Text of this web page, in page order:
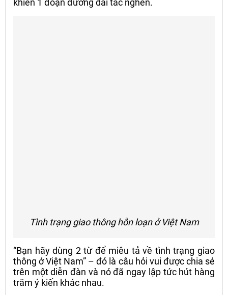
khiến 1 đoạn đường dài tắc nghẽn.
Tình trạng giao thông hỗn loạn ở Việt Nam
“Bạn hãy dùng 2 từ để miêu tả về tình trạng giao
thông ở Việt Nam” – đó là câu hỏi vui được chia sẻ
trên một diễn đàn và nó đã ngay lập tức hút hàng
trăm ý kiến khác nhau.